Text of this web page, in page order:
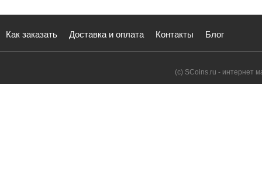
Как заказать Доставка и оплата Контакты Блог
(с) SCoins.ru - интернет